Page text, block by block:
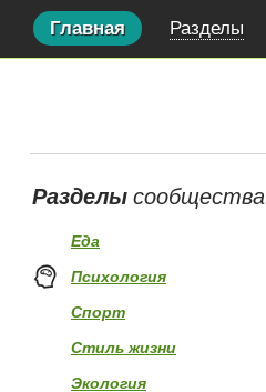
Главная Разделы
Разделысообщества
Еда
Психология
Спорт
Стиль жизни
Экология